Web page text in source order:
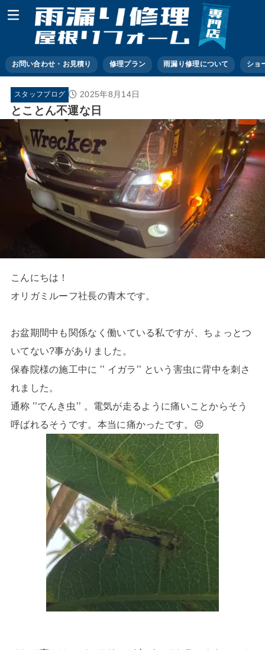
お問い合わせ・お見積り 修理プラン 雨漏り修理について ショ
スタッフブログ 2025年8月14日
とことん不運な日
こんにちは！
オリガミルーフ社長の青木です。
お盆期間中も関係なく働いている私ですが、ちょっとつ
いてない?事がありました。
保春院様の施工中に ’’ イガラ’’ という害虫に背中を刺さ
れました。
通称 ’’でんき虫’’ 。電気が走るように痛いことからそう
呼ばれるそうです。本当に痛かったです。😣